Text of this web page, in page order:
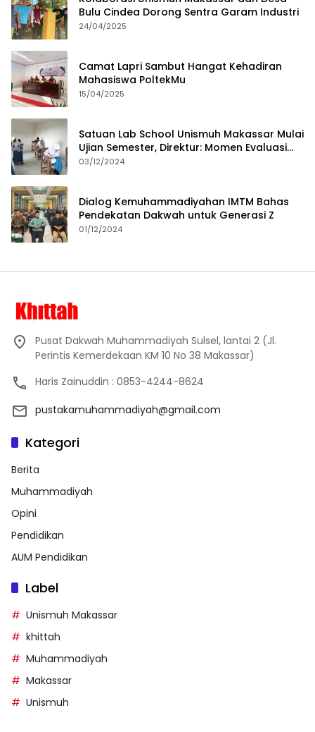
Bulu Cindea Dorong Sentra Garam Industri
24/04/2025
Camat Lapri Sambut Hangat Kehadiran
Mahasiswa PoltekMu
15/04/2025
Satuan Lab School Unismuh Makassar Mulai
Ujian Semester, Direktur: Momen Evaluasi
Proses Pembelajaran
03/12/2024
Dialog Kemuhammadiyahan IMTM Bahas
Pendekatan Dakwah untuk Generasi Z
01/12/2024
Pusat Dakwah Muhammadiyah Sulsel, lantai 2 (Jl.
Perintis Kemerdekaan KM 10 No 38 Makassar)
Haris Zainuddin : 0853-4244-8624
pustakamuhammadiyah@gmail.com
Kategori
Berita
Muhammadiyah
Opini
Pendidikan
AUM Pendidikan
Label
Unismuh Makassar
khittah
Muhammadiyah
Makassar
Unismuh